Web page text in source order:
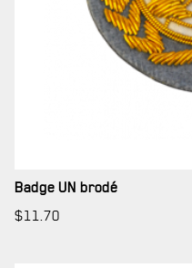
CARRIÈRES
PUBLICATIONS ET LIENS UTILES
Badge UN brodé
$11.70